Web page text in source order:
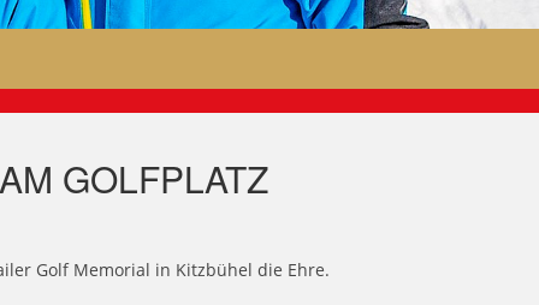
GOLFPLATZ
Golf Memorial in Kitzbühel die Ehre.